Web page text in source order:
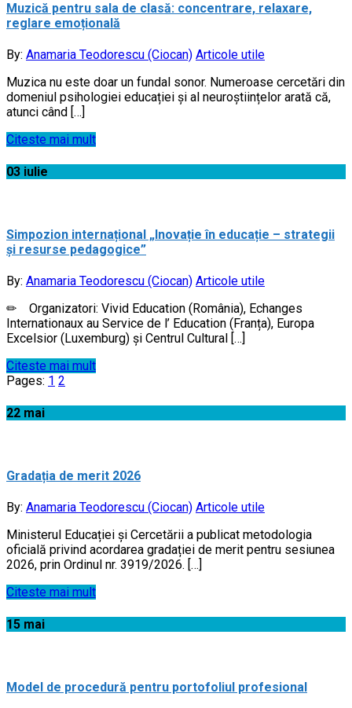
Muzică pentru sala de clasă: concentrare, relaxare,
reglare emoțională
By: Anamaria Teodorescu (Ciocan) Articole utile
Muzica nu este doar un fundal sonor. Numeroase cercetări din
domeniul psihologiei educației și al neuroștiințelor arată că,
atunci când […]
Citeste mai mult
03 iulie
Simpozion internațional „Inovație în educație – strategii
și resurse pedagogice”
By: Anamaria Teodorescu (Ciocan) Articole utile
✏ Organizatori: Vivid Education (România), Echanges
Internationaux au Service de l’ Education (Franța), Europa
Excelsior (Luxemburg) și Centrul Cultural […]
Citeste mai mult
Pages: 1 2
22 mai
Gradația de merit 2026
By: Anamaria Teodorescu (Ciocan) Articole utile
Ministerul Educației și Cercetării a publicat metodologia
oficială privind acordarea gradației de merit pentru sesiunea
2026, prin Ordinul nr. 3919/2026. […]
Citeste mai mult
15 mai
Model de procedură pentru portofoliul profesional